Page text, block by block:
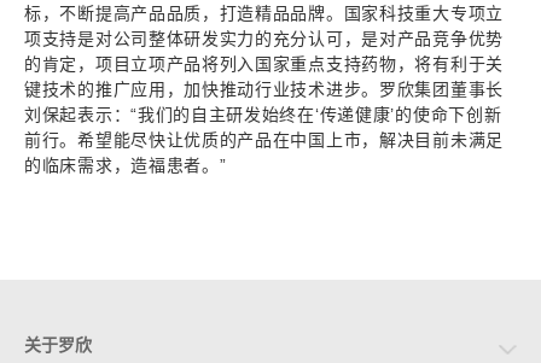
标，不断提高产品品质，打造精品品牌。国家科技重大专项立
项支持是对公司整体研发实力的充分认可，是对产品竞争优势
的肯定，项目立项产品将列入国家重点支持药物，将有利于关
键技术的推广应用，加快推动行业技术进步。罗欣集团董事长
刘保起表示：“我们的自主研发始终在‘传递健康’的使命下创新
前行。希望能尽快让优质的产品在中国上市，解决目前未满足
的临床需求，造福患者。”
关于罗欣